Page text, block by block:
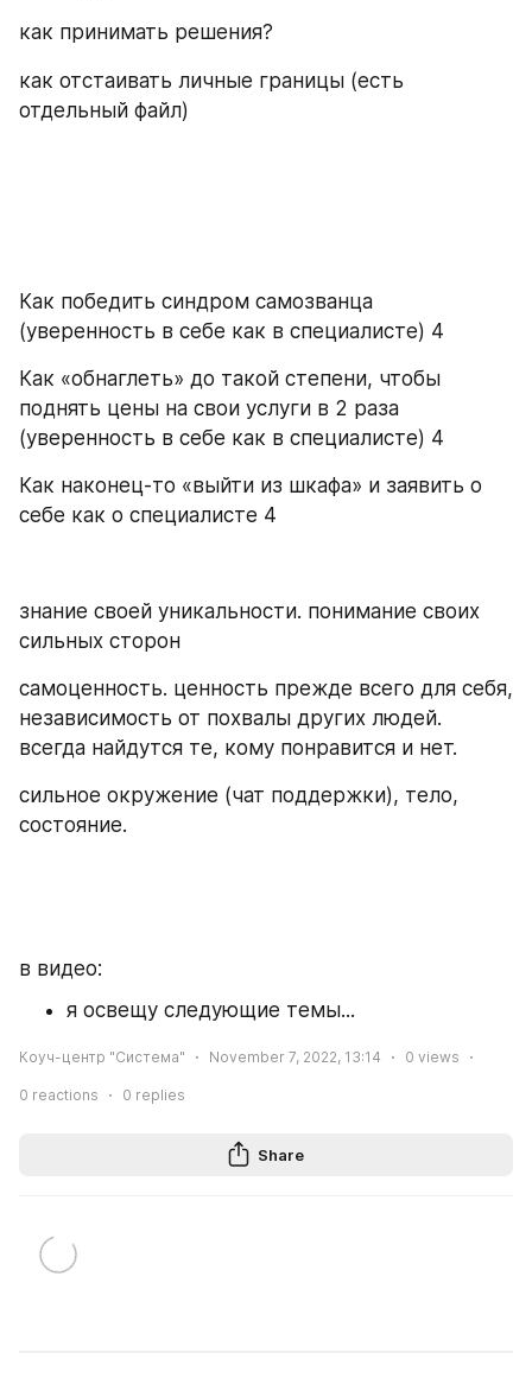
как принимать решения?
как отстаивать личные границы (есть
отдельный файл)
Как победить синдром самозванца
(уверенность в себе как в специалисте) 4
Как «обнаглеть» до такой степени, чтобы
поднять цены на свои услуги в 2 раза
(уверенность в себе как в специалисте) 4
Как наконец-то «выйти из шкафа» и заявить о
себе как о специалисте 4
знание своей уникальности. понимание своих
сильных сторон
самоценность. ценность прежде всего для себя,
независимость от похвалы других людей.
всегда найдутся те, кому понравится и нет.
сильное окружение (чат поддержки), тело,
состояние.
в видео:
я освещу следующие темы...
Коуч-центр "Система" November 7, 2022, 13:14 0 views
0 reactions 0 replies
Share